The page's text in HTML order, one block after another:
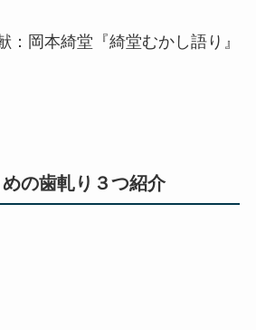
：岡本綺堂『綺堂むかし語り』
めの歯軋り３つ紹介